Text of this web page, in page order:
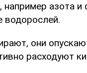
например азота
водорослей.
они
расходуют